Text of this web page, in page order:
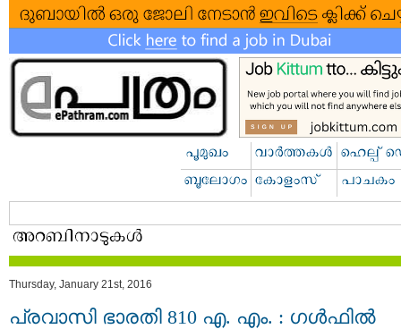
Thursday, January 21st, 2016
പ്രവാസി ഭാരതി 810 എ. എം. : ഗള്‍ഫില്‍